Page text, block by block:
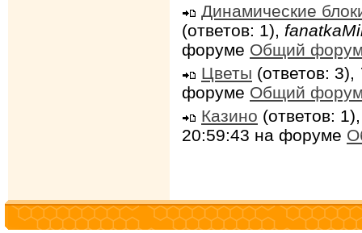
Динамические
(ответов: 1),
форуме Общий
Цветы (ответов: 3),
форуме Общий
Казино (ответов:
20:59:43 на форуме